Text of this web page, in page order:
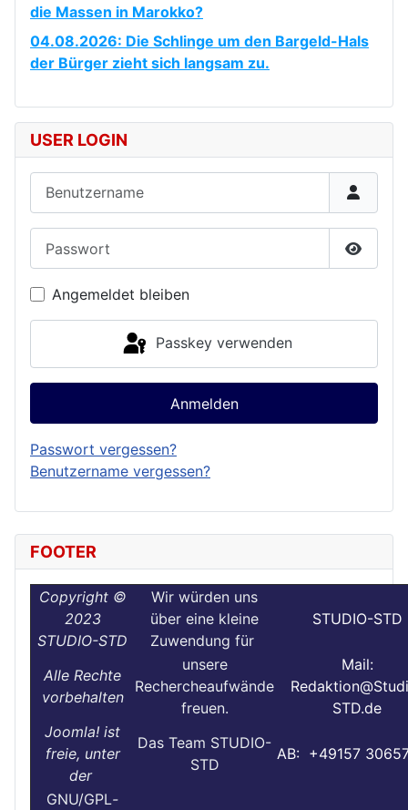
die Massen in Marokko?
04.08.2026: Die Schlinge um den Bargeld-Hals
der Bürger zieht sich langsam zu.
USER LOGIN
Angemeldet bleiben
Passkey verwenden
Anmelden
Passwort vergessen?
Benutzername vergessen?
FOOTER
Copyright ©
2023
STUDIO-STD
Wir würden uns
über eine kleine
Zuwendung für
STUDIO-STD
Alle Rechte
vorbehalten
unsere
Rechercheaufwände
freuen.
Mail:
STD.de
Joomla! ist
freie, unter
der
Das Team STUDIO-
STD
AB: +49157
GNU/GPL-